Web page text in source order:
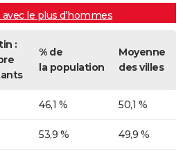
avec le plus d'hommes
:
% de
la population
Moyenne
des villes
46,1 % 50,1 %
53,9 % 49,9 %